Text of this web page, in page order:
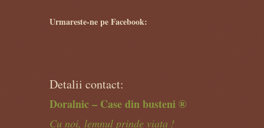
Urmareste-ne pe Facebook:
Detalii contact:
Doralnic – Case din busteni ®
Cu noi, lemnul prinde viata !